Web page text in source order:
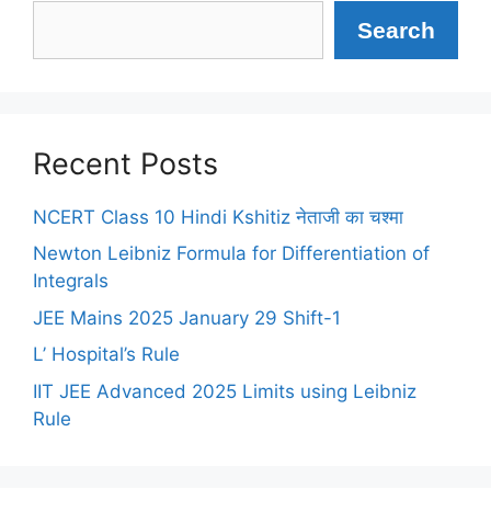
Search
Recent Posts
NCERT Class 10 Hindi Kshitiz नेताजी का चश्मा
Newton Leibniz Formula for Differentiation of
Integrals
JEE Mains 2025 January 29 Shift-1
L’ Hospital’s Rule
IIT JEE Advanced 2025 Limits using Leibniz
Rule